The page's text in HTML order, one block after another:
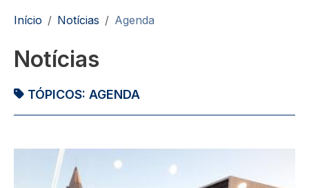
Navegação estrutural
Início Notícias Agenda
Notícias
TÓPICOS: AGENDA